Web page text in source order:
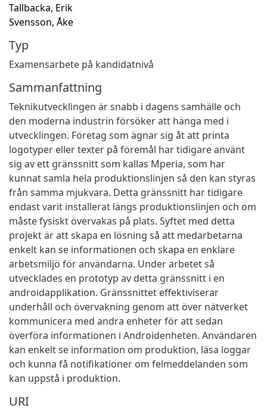
Tallbacka, Erik
Svensson, Åke
Typ
Examensarbete på kandidatnivå
Sammanfattning
Teknikutvecklingen är snabb i dagens samhälle och
den moderna industrin försöker att hänga med i
utvecklingen. Företag som ägnar sig åt att printa
logotyper eller texter på föremål har tidigare använt
sig av ett gränssnitt som kallas Mperia, som har
kunnat samla hela produktionslinjen så den kan styras
från samma mjukvara. Detta gränssnitt har tidigare
endast varit installerat längs produktionslinjen och om
måste fysiskt övervakas på plats. Syftet med detta
projekt är att skapa en lösning så att medarbetarna
enkelt kan se informationen och skapa en enklare
arbetsmiljö för användarna. Under arbetet så
utvecklades en prototyp av detta gränssnitt i en
androidapplikation. Gränssnittet effektiviserar
underhåll och övervakning genom att över nätverket
kommunicera med andra enheter för att sedan
överföra informationen i Androidenheten. Användaren
kan enkelt se information om produktion, läsa loggar
och kunna få notifikationer om felmeddelanden som
kan uppstå i produktion.
URI